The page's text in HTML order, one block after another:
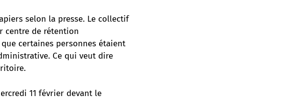
selon la presse. Le collectif
centre de rétention
certaines personnes étaient
Ce qui veut dire
11 février devant le